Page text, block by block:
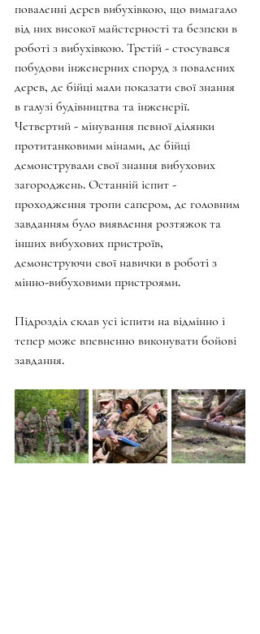
поваленні дерев вибухівкою, що вимагало
від них високої майстерності та безпеки в
роботі з вибухівкою. Третій - стосувався
побудови інженерних споруд з повалених
дерев, де бійці мали показати свої знання
в галузі будівництва та інженерії.
Четвертий - мінування певної ділянки
протитанковими мінами, де бійці
демонстрували свої знання вибухових
загороджень. Останній іспит -
проходження тропи сапером, де головним
завданням було виявлення розтяжок та
інших вибухових пристроїв,
демонструючи свої навички в роботі з
мінно-вибуховими пристроями.
Підрозділ склав усі іспити на відмінно і
тепер може впевненно виконувати бойові
завдання.